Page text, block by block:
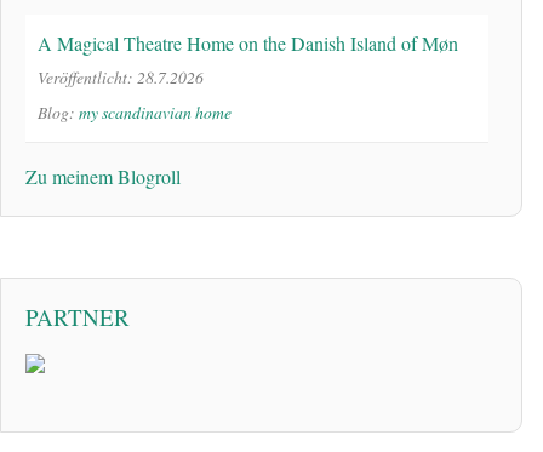
A Magical Theatre Home on the Danish Island of Møn
Veröffentlicht: 28.7.2026
Blog: my scandinavian home
Zu meinem Blogroll
PARTNER